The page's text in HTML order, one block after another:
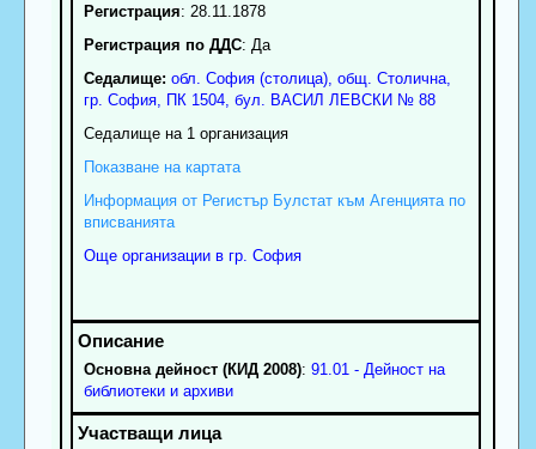
Регистрация: 28.11.1878
Регистрация по ДДС: Да
Седалище: обл. София (столица), общ. Столична,
гр. София, ПК 1504, бул. ВАСИЛ ЛЕВСКИ № 88
Седалище на 1 организация
Показване на картата
Информация от Регистър Булстат към Агенцията по
вписванията
Още организации в гр. София
Основна дейност (КИД 2008): 91.01 - Дейност на
библиотеки и архиви